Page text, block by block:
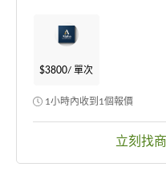
$3800/ 單次
1小時內收到1個報價
立刻找